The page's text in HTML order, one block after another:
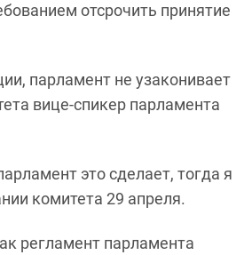
отсрочить принятие
парламент не узаконивает
вице-спикер парламента
это сделает, тогда я
комитета 29 апреля.
регламент парламента